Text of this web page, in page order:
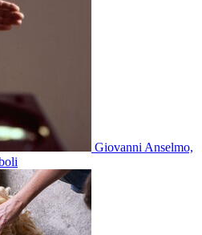
Giovanni Anselmo,